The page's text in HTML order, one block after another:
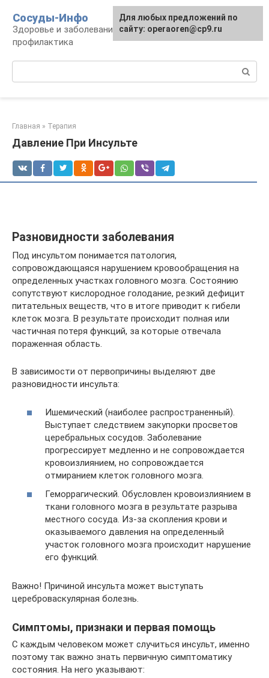
контенту
Сосуды-Инфо
Здоровье и заболевания сосудов и сердца,
профилактика
Главная » Терапия
Давление При Инсульте
Разновидности заболевания
Под инсультом понимается патология,
сопровождающаяся нарушением кровообращения на
определенных участках головного мозга. Состоянию
сопутствуют кислородное голодание, резкий дефицит
питательных веществ, что в итоге приводит к гибели
клеток мозга. В результате происходит полная или
частичная потеря функций, за которые отвечала
пораженная область.
В зависимости от первопричины выделяют две
разновидности инсульта:
Ишемический (наиболее распространенный).
Выступает следствием закупорки просветов
церебральных сосудов. Заболевание
прогрессирует медленно и не сопровождается
кровоизлиянием, но сопровождается
отмиранием клеток головного мозга.
Геморрагический. Обусловлен кровоизлиянием в
ткани головного мозга в результате разрыва
местного сосуда. Из-за скопления крови и
оказываемого давления на определенный
участок головного мозга происходит нарушение
его функций.
Важно! Причиной инсульта может выступать
цереброваскулярная болезнь.
Симптомы, признаки и первая помощь
С каждым человеком может случиться инсульт, именно
поэтому так важно знать первичную симптоматику
состояния. На него указывают:
Для любых предложений по
сайту: operaoren@cp9.ru